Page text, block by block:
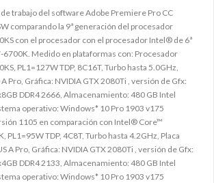
trabajo del software Adobe Premiere Pro CC
comparando la 9ª generación del procesador
con el procesador con el procesador Intel® de 6ª
Medido en plataformas con: Procesador
PL1=127W TDP, 8C16T, Turbo hasta 5.0GHz,
A Pro, Gráfica: NVIDIA GTX 2080Ti , versión de Gfx:
DDR4 2666, Almacenamiento: 480 GB Intel
operativo: Windows* 10 Pro 1903 v175
1105 en comparación con Intel® Core™
PL1=95W TDP, 4C8T, Turbo hasta 4.2GHz, Placa
A Pro, Gráfica: NVIDIA GTX 2080Ti , versión de Gfx:
DDR4 2133, Almacenamiento: 480 GB Intel
operativo: Windows* 10 Pro 1903 v175